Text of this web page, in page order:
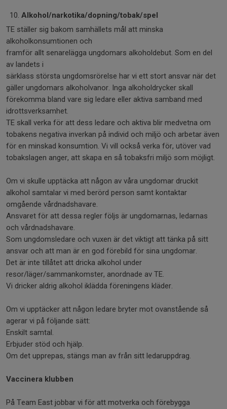
Alkohol/narkotika/dopning/tobak/spel
TE ställer sig bakom samhällets mål att minska
alkoholkonsumtionen och
framför allt senarelägga ungdomars alkoholdebut. Som en del
av landets i
särklass största ungdomsrörelse har vi ett stort ansvar när det
gäller ungdomars alkoholvanor. Inga alkoholdrycker skall
förekomma bland vare sig ledare eller aktiva samband med
idrottsverksamhet.
TE skall verka för att dess ledare och aktiva blir medvetna om
tobakens negativa inverkan på individ och miljö och arbetar även
för en minskad konsumtion. Vi vill också verka för, utöver vad
tobakslagen anger, att skapa en så tobaksfri miljö som möjligt.
Om vi skulle upptäcka att någon av våra ungdomar druckit
alkohol samtalar vi med berörd person samt kontaktar
omgående vårdnadshavare.
Ansvaret för att dessa regler följs är ungdomarnas, ledarnas
och vårdnadshavare.
Som ungdomsledare och vuxen är det viktigt att tänka på sitt
ansvar och att man är en god förebild för sina ungdomar.
Det är inte tillåtet att dricka alkohol under
resor/läger/sammankomster, anordnade av TE.
Vi dricker aldrig alkohol iklädda föreningens kläder.
Om vi upptäcker att någon ledare bryter mot ovanstående så
agerar vi på följande sätt:
Enskilt samtal.
Erbjuder stöd och hjälp.
Om det upprepas, stängs man av från sitt ledaruppdrag.
Vaccinera klubben
På Team East jobbar vi för att motverka och förebygga